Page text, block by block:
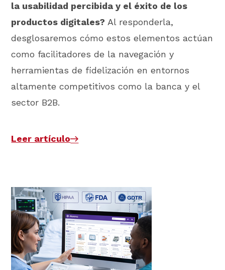
la usabilidad percibida y el éxito de los
productos digitales? Al responderla,
desglosaremos cómo estos elementos actúan
como facilitadores de la navegación y
herramientas de fidelización en entornos
altamente competitivos como la banca y el
sector B2B.
Leer artículo